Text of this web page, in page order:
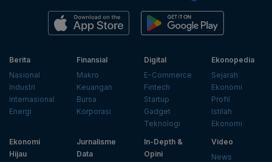
Berita
Nasional
Industri
Internasional
Energi
Finansial
Makro
Keuangan
Bursa
Korporasi
Digital
E-Commerce
Fintech
Startup
Gadget
Teknologi
Ekonopedia
Sejarah
Ekonomi
Profil
Istilah
Ekonomi
Ekonomi
Hijau
Jurnalisme
Data
In-Depth &
Opini
Video
News